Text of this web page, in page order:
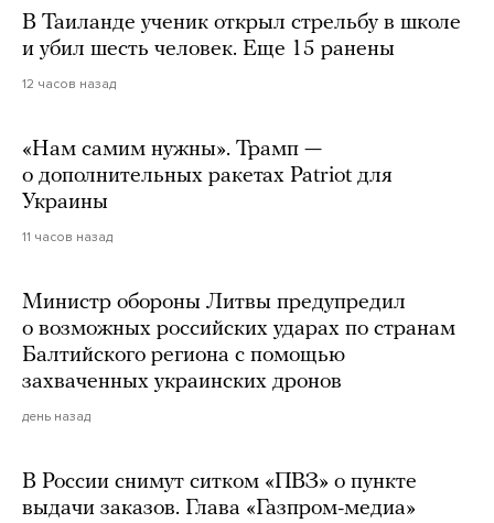
В Таиланде ученик открыл стрельбу в школе
и убил шесть человек. Еще 15 ранены
12 часов назад
«Нам самим нужны». Трамп —
о дополнительных ракетах Patriot для
Украины
11 часов назад
Министр обороны Литвы предупредил
о возможных российских ударах по странам
Балтийского региона с помощью
захваченных украинских дронов
день назад
В России снимут ситком «ПВЗ» о пункте
выдачи заказов. Глава «Газпром-медиа»